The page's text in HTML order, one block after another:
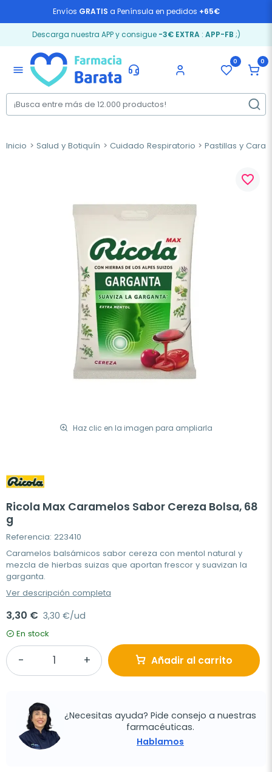
Envíos GRATIS a Península en pedidos +65€
Descarga nuestra APP y consigue -3€ EXTRA: APP-FB ;)
menu
0 0
Inicio Salud y Botiquín Cuidado Respiratorio Pastillas y
Haz clic en la imagen para ampliarla
favorite_border
Ricola Max Caramelos Sabor Cereza Bolsa, 68
g
Referencia: 223410
Caramelos balsámicos sabor cereza con mentol natural y
mezcla de hierbas suizas que aportan frescor y suavizan la
garganta.
Ver descripción completa
3,30 € 3,30 €/ud
En stock
Añadir al carrito
¿Necesitas ayuda? Pide consejo a nuestras
farmacéuticas.
Hablamos